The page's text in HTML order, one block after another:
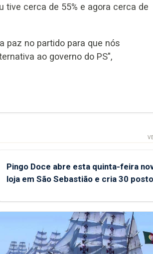
tive cerca de 55% e agora cerca de
paz no partido para que nós
ao governo do PS",
Pingo Doce abre esta quinta-feira
loja em São Sebastião e cria 30